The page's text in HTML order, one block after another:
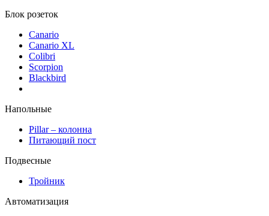
Блок розеток
Canario
Canario XL
Colibri
Scorpion
Blackbird
Напольные
Pillar – колонна
Питающий пост
Подвесные
Тройник
Автоматизация